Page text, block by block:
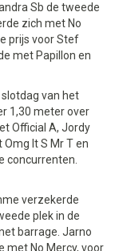
Sb de tweede
zich met No
prijs voor Stef
met Papillon en
van het
1,30 meter over
Official A, Jordy
Omg It S Mr T en
concurrenten.
verzekerde
plek in de
barrage. Jarno
met No Mercy, voor